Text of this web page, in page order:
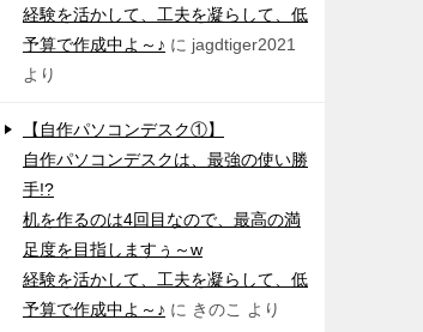
経験を活かして、工夫を凝らして、低
予算で作成中よ～♪ に jagdtiger2021
より
【自作パソコンデスク①】
自作パソコンデスクは、最強の使い勝
手!?
机を作るのは4回目なので、最高の満
足度を目指しますぅ～w
経験を活かして、工夫を凝らして、低
予算で作成中よ～♪ に きのこ より